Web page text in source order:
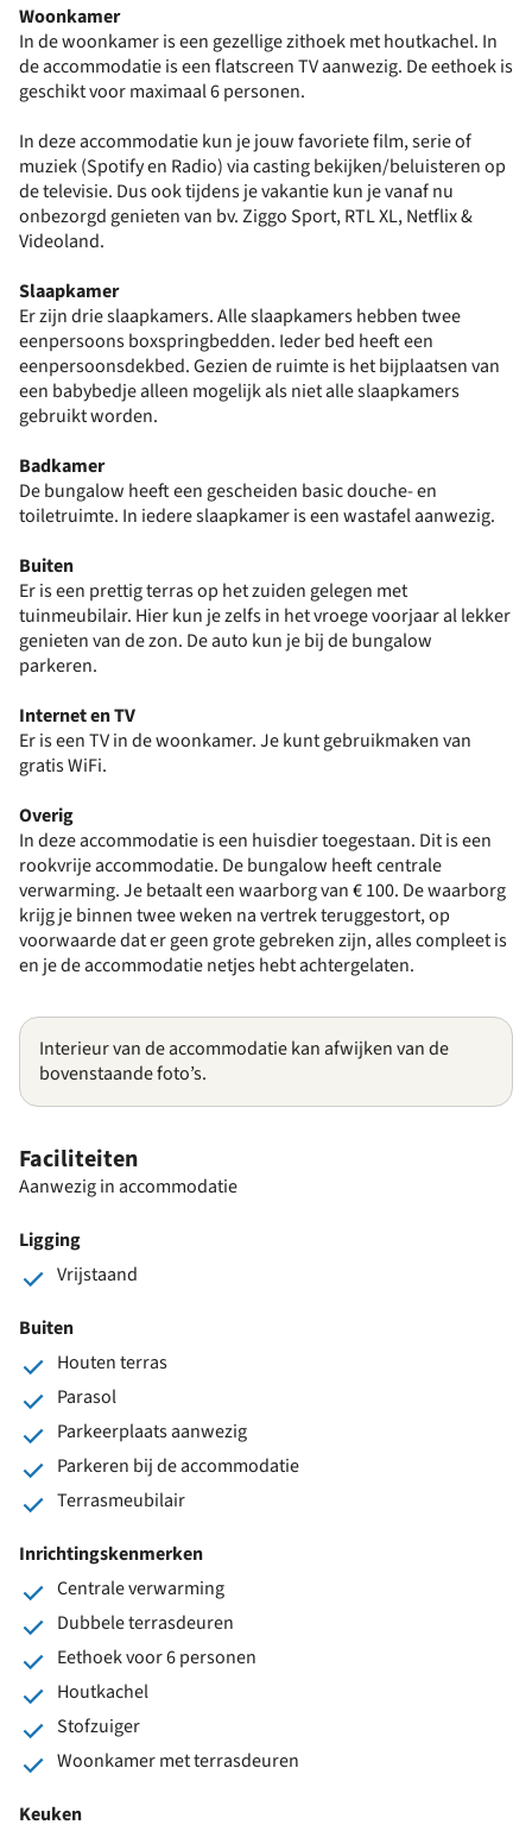
Woonkamer
In de woonkamer is een gezellige zithoek met houtkachel. In
de accommodatie is een flatscreen TV aanwezig. De eethoek is
geschikt voor maximaal 6 personen.
In deze accommodatie kun je jouw favoriete film, serie of
muziek (Spotify en Radio) via casting bekijken/beluisteren op
de televisie. Dus ook tijdens je vakantie kun je vanaf nu
onbezorgd genieten van bv. Ziggo Sport, RTL XL, Netflix &
Videoland.
Slaapkamer
Er zijn drie slaapkamers. Alle slaapkamers hebben twee
eenpersoons boxspringbedden. Ieder bed heeft een
eenpersoonsdekbed. Gezien de ruimte is het bijplaatsen van
een babybedje alleen mogelijk als niet alle slaapkamers
gebruikt worden.
Badkamer
De bungalow heeft een gescheiden basic douche- en
toiletruimte. In iedere slaapkamer is een wastafel aanwezig.
Buiten
Er is een prettig terras op het zuiden gelegen met
tuinmeubilair. Hier kun je zelfs in het vroege voorjaar al lekker
genieten van de zon. De auto kun je bij de bungalow
parkeren.
Internet en TV
Er is een TV in de woonkamer. Je kunt gebruikmaken van
gratis WiFi.
Overig
In deze accommodatie is een huisdier toegestaan. Dit is een
rookvrije accommodatie. De bungalow heeft centrale
verwarming. Je betaalt een waarborg van € 100. De waarborg
krijg je binnen twee weken na vertrek teruggestort, op
voorwaarde dat er geen grote gebreken zijn, alles compleet is
en je de accommodatie netjes hebt achtergelaten.
Interieur van de accommodatie kan afwijken van de
bovenstaande foto’s.
Faciliteiten
Aanwezig in accommodatie
Ligging
Vrijstaand
Buiten
Houten terras
Parasol
Parkeerplaats aanwezig
Parkeren bij de accommodatie
Terrasmeubilair
Inrichtingskenmerken
Centrale verwarming
Dubbele terrasdeuren
Eethoek voor 6 personen
Houtkachel
Stofzuiger
Woonkamer met terrasdeuren
Keuken